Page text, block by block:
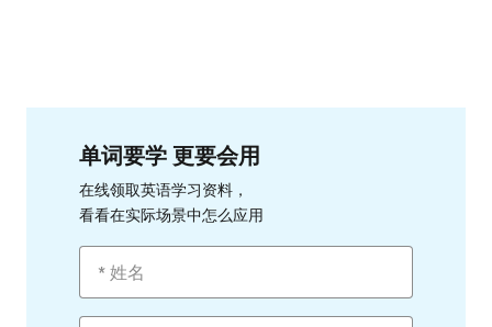
单词要学 更要会用
在线领取英语学习资料，
看看在实际场景中怎么应用